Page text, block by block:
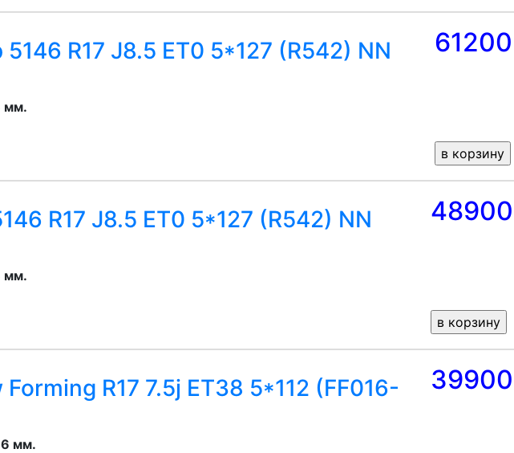
R17 J8.5 ET0 5*127 (R542) NN
мм.
61200
R17 J8.5 ET0 5*127 (R542) NN
мм.
48900
R17 7.5j ET38 5*112 (FF016-
мм.
39900